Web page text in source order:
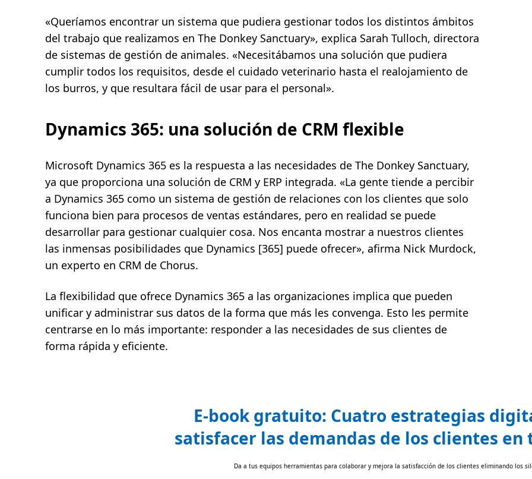
«Queríamos encontrar un sistema que pudiera gestionar todos los distintos ámbitos
del trabajo que realizamos en The Donkey Sanctuary», explica Sarah Tulloch, directora
de sistemas de gestión de animales. «Necesitábamos una solución que pudiera
cumplir todos los requisitos, desde el cuidado veterinario hasta el realojamiento de
los burros, y que resultara fácil de usar para el personal».
Dynamics 365: una solución de CRM flexible
Microsoft Dynamics 365 es la respuesta a las necesidades de The Donkey Sanctuary,
ya que proporciona una solución de CRM y ERP integrada. «La gente tiende a percibir
a Dynamics 365 como un sistema de gestión de relaciones con los clientes que solo
funciona bien para procesos de ventas estándares, pero en realidad se puede
desarrollar para gestionar cualquier cosa. Nos encanta mostrar a nuestros clientes
las inmensas posibilidades que Dynamics [365] puede ofrecer», afirma Nick Murdock,
un experto en CRM de Chorus.
La flexibilidad que ofrece Dynamics 365 a las organizaciones implica que pueden
unificar y administrar sus datos de la forma que más les convenga. Esto les permite
centrarse en lo más importante: responder a las necesidades de sus clientes de
forma rápida y eficiente.
E-book gratuito: Cuatro estrategias
satisfacer las demandas de los clientes en
Da a tus equipos herramientas para colaborar y mejora la satisfacción de los clientes eliminando los